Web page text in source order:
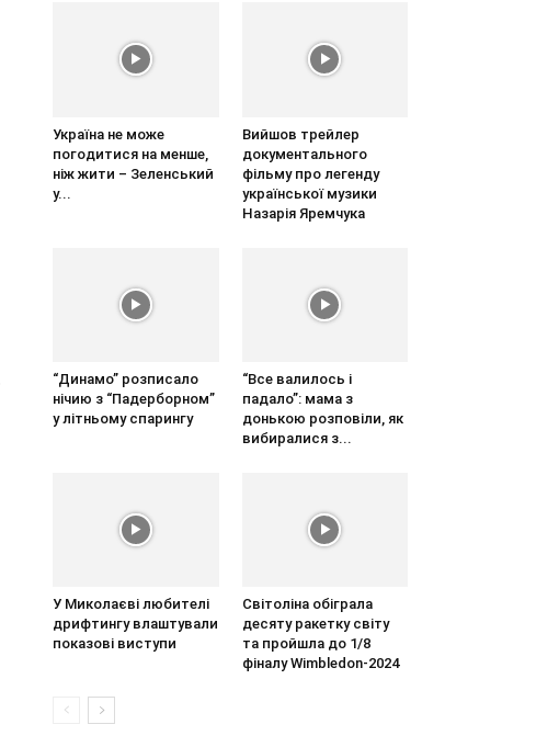
Україна не може
погодитися на менше,
ніж жити – Зеленський
у...
Вийшов трейлер
документального
фільму про легенду
української музики
Назарія Яремчука
“Динамо” розписало
нічию з “Падерборном”
у літньому спарингу
“Все валилось і
падало”: мама з
донькою розповіли, як
вибиралися з...
У Миколаєві любителі
дрифтингу влаштували
показові виступи
Світоліна обіграла
десяту ракетку світу
та пройшла до 1/8
фіналу Wimbledon-2024